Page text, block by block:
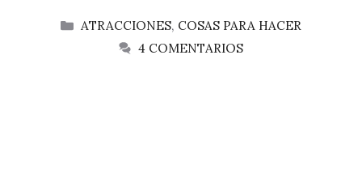
CATEGORÍAS
ATRACCIONES, COSAS PARA HACER
4 COMENTARIOS